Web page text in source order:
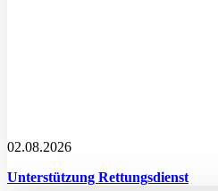
02.08.2026
Unterstützung Rettungsdienst